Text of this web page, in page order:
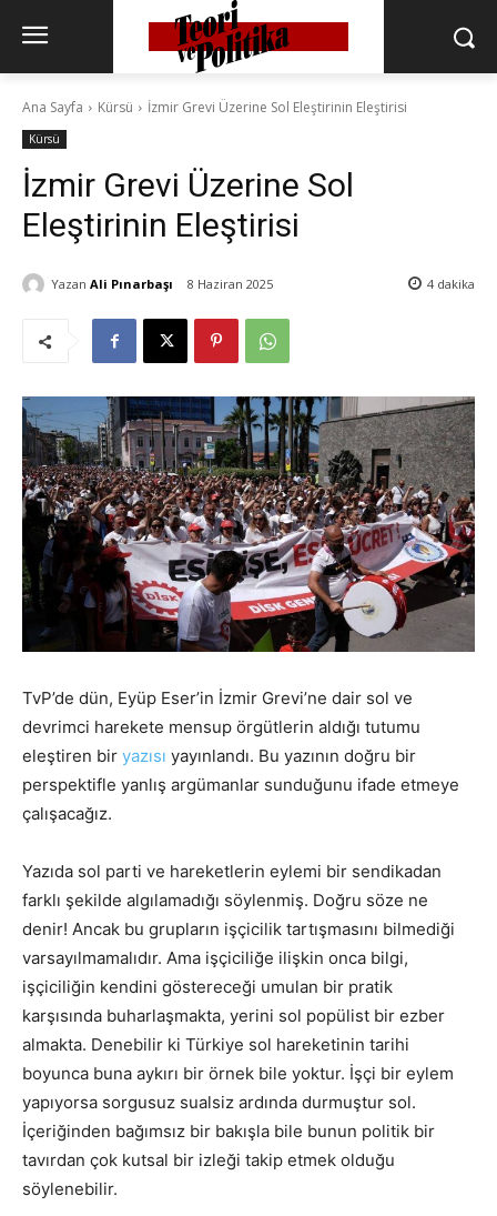
Ana Sayfa Kürsü İzmir Grevi Üzerine Sol Eleştirinin Eleştirisi
Kürsü
İzmir Grevi Üzerine Sol
Eleştirinin Eleştirisi
Yazan Ali Pınarbaşı 8 Haziran 2025 4 dakika
TvP’de dün, Eyüp Eser’in İzmir Grevi’ne dair sol ve
devrimci harekete mensup örgütlerin aldığı tutumu
eleştiren bir yazısı yayınlandı. Bu yazının doğru bir
perspektifle yanlış argümanlar sunduğunu ifade etmeye
çalışacağız.
Yazıda sol parti ve hareketlerin eylemi bir sendikadan
farklı şekilde algılamadığı söylenmiş. Doğru söze ne
denir! Ancak bu grupların işçicilik tartışmasını bilmediği
varsayılmamalıdır. Ama işçiciliğe ilişkin onca bilgi,
işçiciliğin kendini göstereceği umulan bir pratik
karşısında buharlaşmakta, yerini sol popülist bir ezber
almakta. Denebilir ki Türkiye sol hareketinin tarihi
boyunca buna aykırı bir örnek bile yoktur. İşçi bir eylem
yapıyorsa sorgusuz sualsiz ardında durmuştur sol.
İçeriğinden bağımsız bir bakışla bile bunun politik bir
tavırdan çok kutsal bir izleği takip etmek olduğu
söylenebilir.